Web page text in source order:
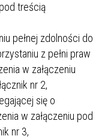
treścią
pełnej zdolności do
z pełni praw
w załączeniu
nr 2,
się o
w załączeniu pod
nr 3,